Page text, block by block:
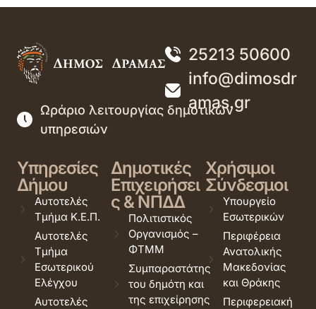
25213 50600
info@dimosdr
amas.gr
Ωράριο λειτουργίας δημοτικών
υπηρεσιών
Υπηρεσίες
Δήμου
Αυτοτελές
Τμήμα Κ.Ε.Π.
Αυτοτελές
Τμήμα
Εσωτερικού
Ελέγχου
Αυτοτελές
Δημοτικές
Επιχειρήσει
ς & ΝΠΔΔ
Πολιτιστικός
Οργανισμός –
ΦΤΜΜ
Συμπαραστάτης
του δημότη και
της επιχείρησης
Χρήσιμοι
Σύνδεσμοι
Υπουργείο
Εσωτερικών
Περιφέρεια
Ανατολικής
Μακεδονίας
και Θράκης
Περιφερειακή